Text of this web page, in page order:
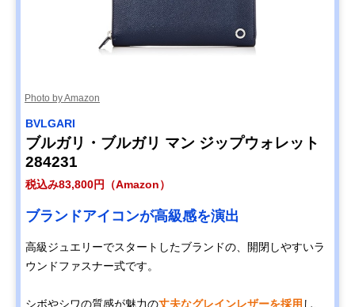
Photo by Amazon
BVLGARI
ブルガリ・ブルガリ マン ジップウォレット
284231
税込み83,800円（Amazon）
ブランドアイコンが高級感を演出
高級ジュエリーでスタートしたブランドの、開閉しやすいラ
ウンドファスナー式です。
シボやシワの質感が魅力の丈夫なグレインレザーを採用 し、